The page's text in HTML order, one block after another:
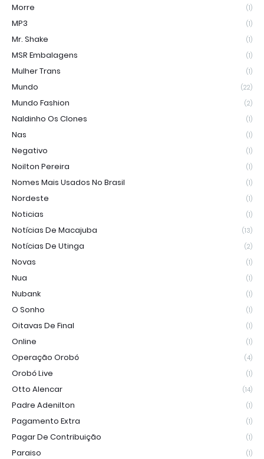
Morre (1)
MP3 (1)
Mr. Shake (1)
MSR Embalagens (1)
Mulher Trans (1)
Mundo (22)
Mundo Fashion (2)
Naldinho Os Clones (1)
Nas (1)
Negativo (1)
Noilton Pereira (1)
Nomes Mais Usados No Brasil (1)
Nordeste (1)
Noticias (1)
Notícias De Macajuba (13)
Notícias De Utinga (2)
Novas (1)
Nua (1)
Nubank (1)
O Sonho (1)
Oitavas De Final (1)
Online (1)
Operação Orobó (4)
Orobó Live (1)
Otto Alencar (14)
Padre Adenilton (1)
Pagamento Extra (1)
Pagar De Contribuição (1)
Paraiso (1)